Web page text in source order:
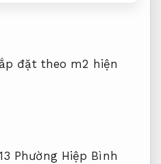
Phường Hiệp Bình